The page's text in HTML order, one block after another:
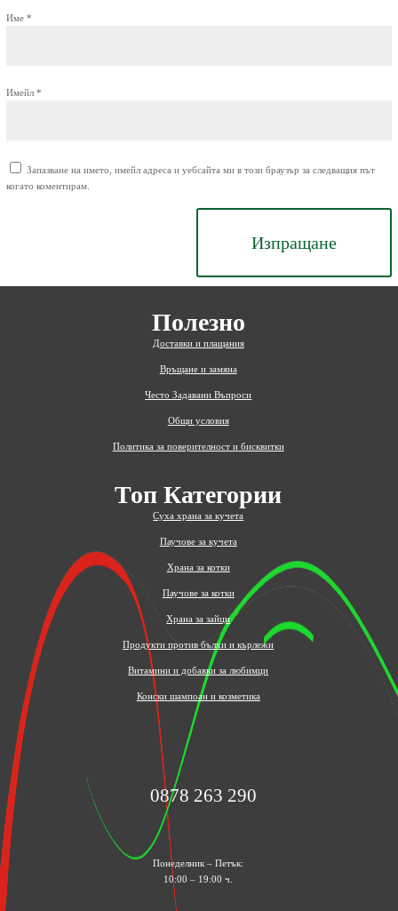
Име *
Имейл *
Запазване на името, имейл адреса и уебсайта ми в този браузър за следващия път
когато коментирам.
Изпращане
Полезно
Доставки и плащания
Връщане и замяна
Често Задавани Въпроси
Общи условия
Политика за поверителност и бисквитки
Топ Категории
Суха храна за кучета
Паучове за кучета
Храна за котки
Паучове за котки
Храна за зайци
Продукти против бълхи и кърлежи
Витамини и добавки за любимци
Конски шампоан и козметика
0878 263 290
Понеделник – Петък:
10:00 – 19:00 ч.